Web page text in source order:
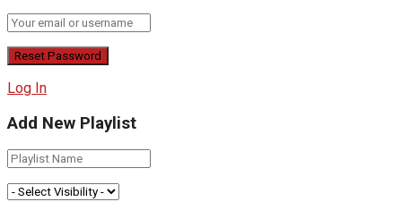
Log In
Add New Playlist